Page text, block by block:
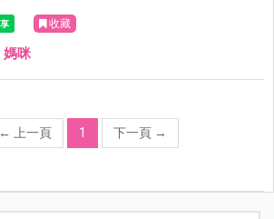
收藏
媽咪
← 上一頁 1 下一頁 →